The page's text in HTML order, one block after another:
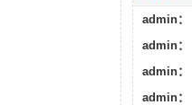
admin：
admin：
admin：
admin：